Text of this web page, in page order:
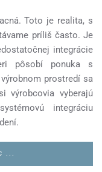
Toto je realita, s
príliš často. Je
integrácie
pôsobí ponuka s
prostredí sa
výrobcovia vyberajú
integráciu
...